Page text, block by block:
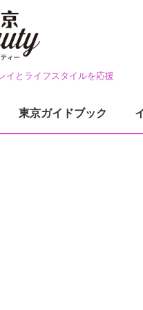
とライフスタイルを応援
東京ガイドブック